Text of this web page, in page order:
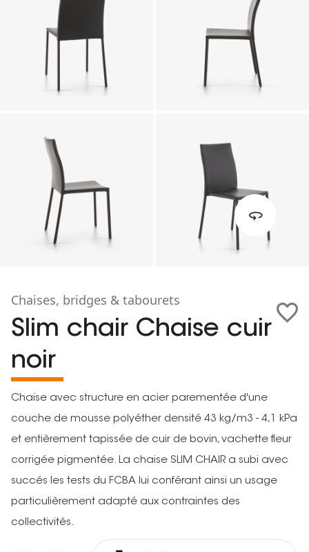
Chaises, bridges & tabourets
Slim chair Chaise cuir
noir
Chaise avec structure en acier parementée d'une
couche de mousse polyéther densité 43 kg/m3 - 4,1 kPa
et entièrement tapissée de cuir de bovin, vachette fleur
corrigée pigmentée. La chaise SLIM CHAIR a subi avec
succés les tests du FCBA lui conférant ainsi un usage
particulièrement adapté aux contraintes des
collectivités.